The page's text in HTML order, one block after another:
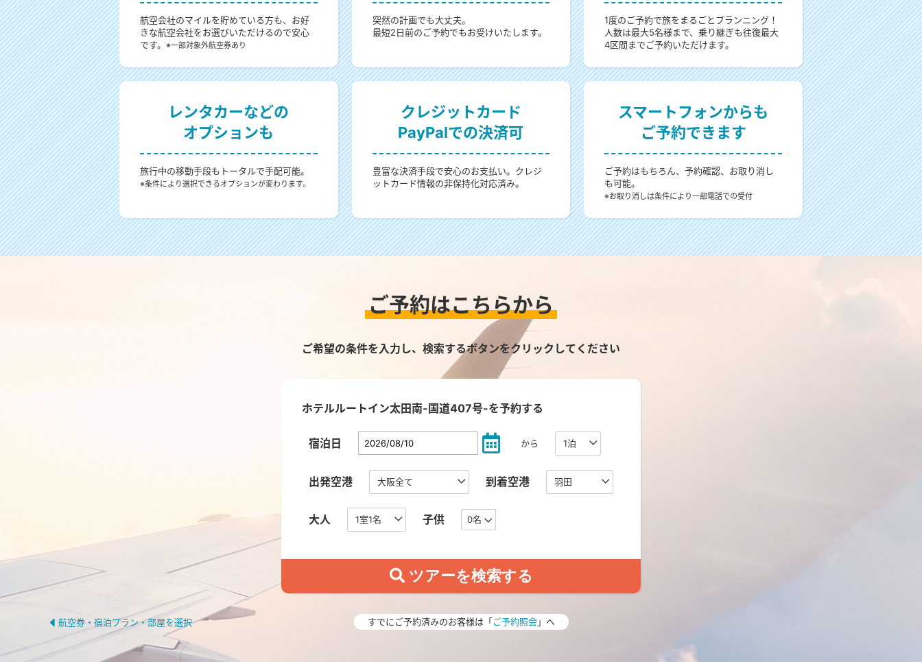
航空会社のマイルを貯めている方も、お好
きな航空会社をお選びいただけるので安心
です。 ※一部対象外航空券あり
突然の計画でも大丈夫。
最短2日前のご予約でもお受けいたします。
1度のご予約で旅をまるごとプランニング！
人数は最大5名様まで、乗り継ぎも往復最大
4区間までご予約いただけます。
レンタカーなどの
オプションも
旅行中の移動手段もトータルで手配可能。
※条件により選択できるオプションが変わります。
クレジットカード
PayPalでの決済可
豊富な決済手段で安心のお支払い。クレジ
ットカード情報の非保持化対応済み。
スマートフォンからも
ご予約できます
ご予約はもちろん、予約確認、お取り消し
も可能。
※お取り消しは条件により一部電話での受付
ご予約はこちらから
ご希望の条件を入力し、検索するボタンをクリックしてください
ホテルルートイン太田南-国道407号-を予約する
宿泊日 から
出発空港 到着空港
大人 子供 0名
航空券・宿泊プラン・部屋を選択 すでにご予約済みのお客様は「ご予約照会」へ